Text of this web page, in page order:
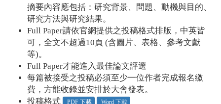
摘要內容應包括：研究背景、問題、動機與目的、
研究方法與研究結果。
Full Paper請依官網提供之投稿格式排版，中英皆
可，全文不超過10頁 (含圖片、表格、參考文獻
等)。
Full Paper才能進入最佳論文評選
每篇被接受之投稿必須至少一位作者完成報名繳
費，方能收錄並安排於大會發表。
投稿格式
PDF 下載 Word 下載